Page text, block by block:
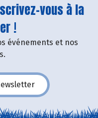
vous à la
!
événements et nos